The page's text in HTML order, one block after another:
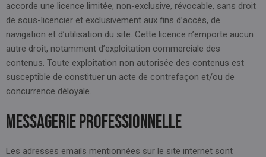
accorde une licence limitée, non-exclusive, révocable, sans droit
de sous-licencier et exclusivement aux fins d’accès, de
navigation et d’utilisation du site. Cette licence n’emporte aucun
autre droit, notamment d’exploitation commerciale des
contenus. Toute exploitation non autorisée des contenus est
susceptible de constituer un acte de contrefaçon et/ou de
concurrence déloyale.
Messagerie professionnelle
Les adresses emails mentionnées sur le site internet sont